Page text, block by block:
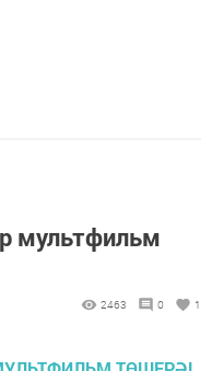
мультфильм
2463 0 1